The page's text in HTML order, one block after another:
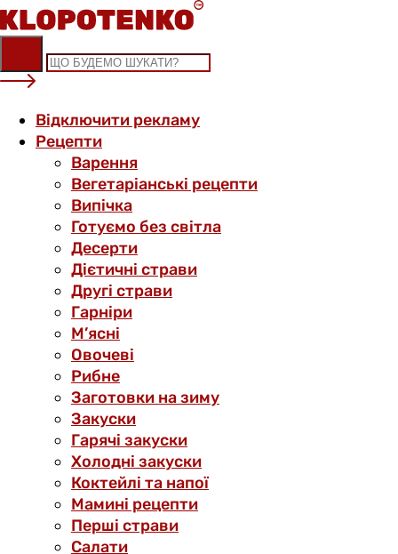
Skip
to
content
Відключити рекламу
Рецепти
Варення
Вегетаріанські рецепти
Випічка
Готуємо без світла
Десерти
Дієтичні страви
Другі страви
Гарніри
М’ясні
Овочеві
Рибне
Заготовки на зиму
Закуски
Гарячі закуски
Холодні закуски
Коктейлі та напої
Мамині рецепти
Перші страви
Салати